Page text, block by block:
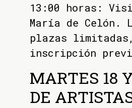
13:00 horas:
María de
plazas
inscripción
MARTES 18
DE